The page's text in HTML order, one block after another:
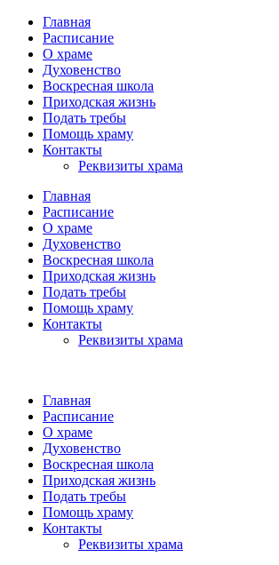
Главная
Расписание
О храме
Духовенство
Воскресная школа
Приходская жизнь
Подать требы
Помощь храму
Контакты
Реквизиты храма
Главная
Расписание
О храме
Духовенство
Воскресная школа
Приходская жизнь
Подать требы
Помощь храму
Контакты
Реквизиты храма
Главная
Расписание
О храме
Духовенство
Воскресная школа
Приходская жизнь
Подать требы
Помощь храму
Контакты
Реквизиты храма